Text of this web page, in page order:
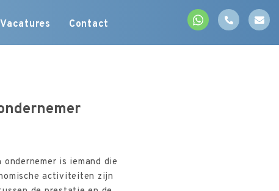
Vacatures Contact
is iemand die
activiteiten zijn